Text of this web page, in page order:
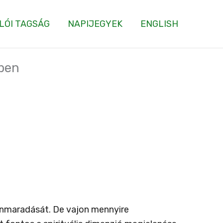
TAGSÁG NAPIJEGYEK ENGLISH
De vajon mennyire